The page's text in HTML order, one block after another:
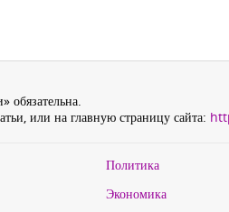
обязательна.
или на главную страницу сайта:
Политика
Экономика